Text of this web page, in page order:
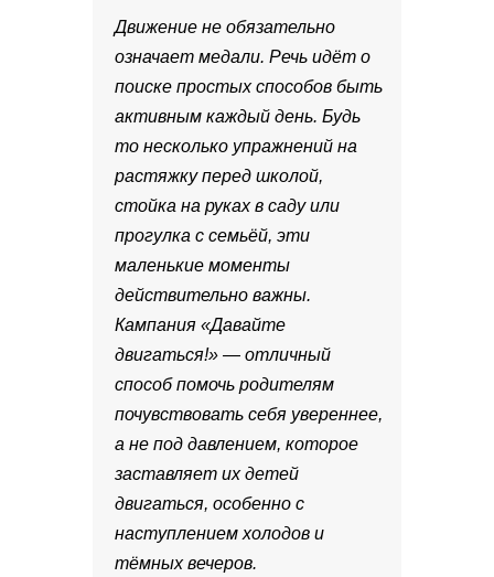
Движение не обязательно
означает медали. Речь идёт о
поиске простых способов быть
активным каждый день. Будь
то несколько упражнений на
растяжку перед школой,
стойка на руках в саду или
прогулка с семьёй, эти
маленькие моменты
действительно важны.
Кампания «Давайте
двигаться!» — отличный
способ помочь родителям
почувствовать себя увереннее,
а не под давлением, которое
заставляет их детей
двигаться, особенно с
наступлением холодов и
тёмных вечеров.